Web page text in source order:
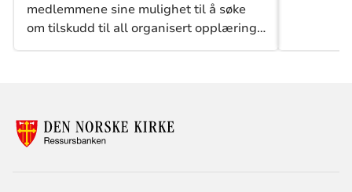
medlemmene sine mulighet til å søke
om tilskudd til all organisert opplæring
for ungdom og voksne. K-Stud gir
alle sine menigheter.